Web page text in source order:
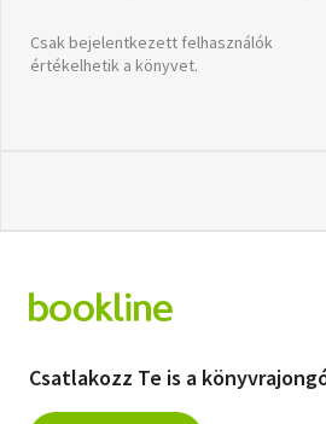
Csak bejelentkezett felhasználók
értékelhetik a könyvet.
Csatlakozz Te is a